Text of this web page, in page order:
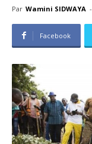
Par Wamini SIDWAYA -
Facebook